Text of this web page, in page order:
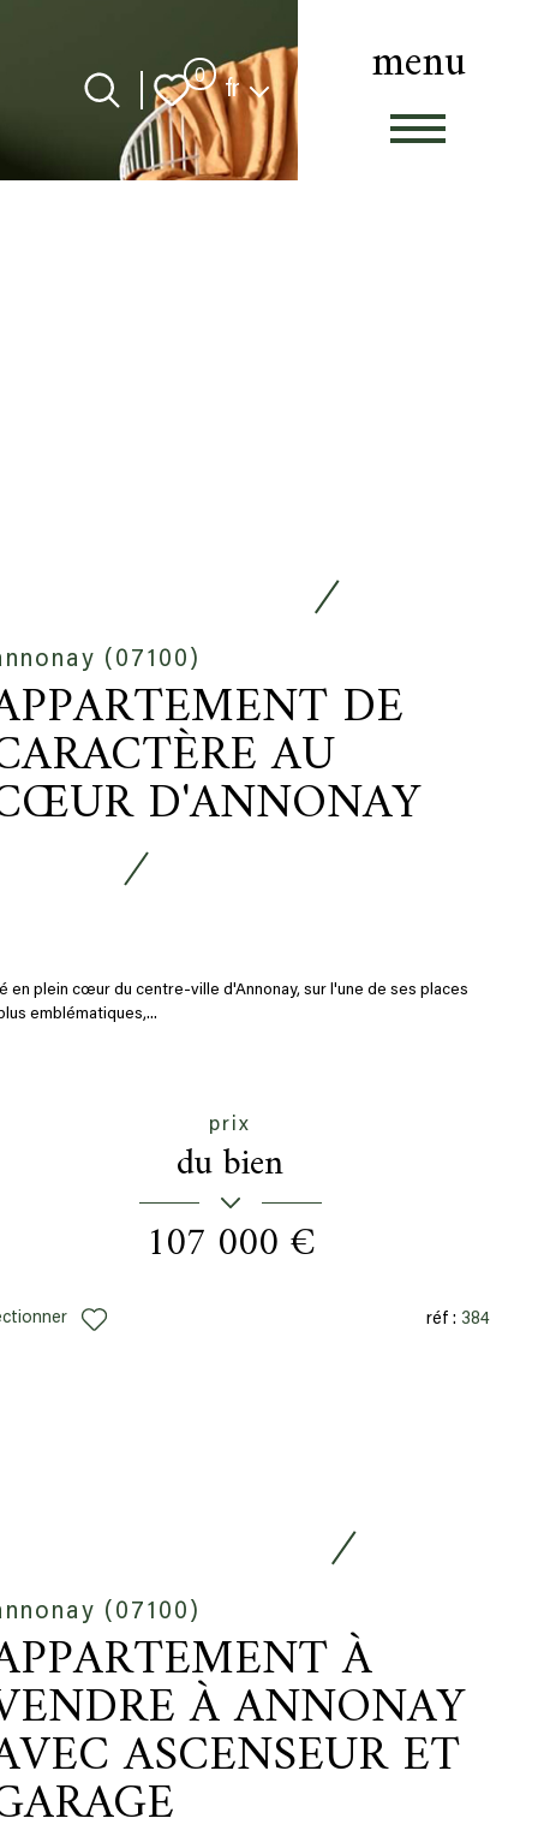
menu
0 Langue
fr
(07100)
DE
AU
D'ANNONAY
en plein cœur du centre-ville d'Annonay, sur l'une de ses places
emblématiques,...
prix
du bien
107 000 €
réf : 384
(07100)
À
À ANNONAY
ASCENSEUR ET